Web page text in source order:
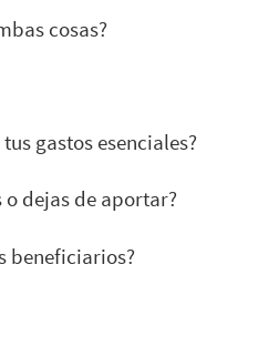
cosas?
gastos esenciales?
dejas de aportar?
beneficiarios?